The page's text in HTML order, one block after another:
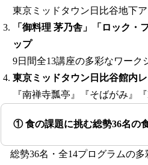
東京ミッドタウン日比谷地下
「御料理 茅乃舎」「ロック・
ップ
9日間全13講座の多彩なワー
東京ミッドタウン日比谷館内
『南禅寺瓢亭』『そばがみ』
① 食の課題に挑む総勢36名の
総勢36名・全14プログラムの